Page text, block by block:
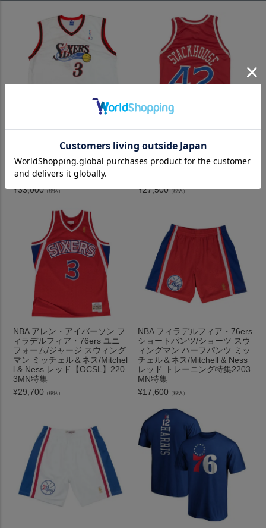
ィラデルフィア・76ers ユニ
フォーム/ジャージ レプリカ
チャンピオン/Champion ホー
ム
¥33,000（税込）
ス フィラデルフィア・76ers
ユニフォーム/ジャージ (DS) R
eplica Jersey チャンピオン/Ch
¥27,500（税込）
NBA アレン・アイバーソン フ
ィラデルフィア・76ers ユニ
フォーム/ジャージ スウィング
マン ミッチェル＆ネス/Mitchel
l & Ness レッド【OCSL】220
3MN特集
¥29,700 （税込）
NBA フィラデルフィア・76ers
ショートパンツ/ショーツ スウ
ィングマン ハーフパンツ ミッ
チェル＆ネス/Mitchell & Ness
レッド トレーニング特集2203
MN特集
¥17,600 （税込）